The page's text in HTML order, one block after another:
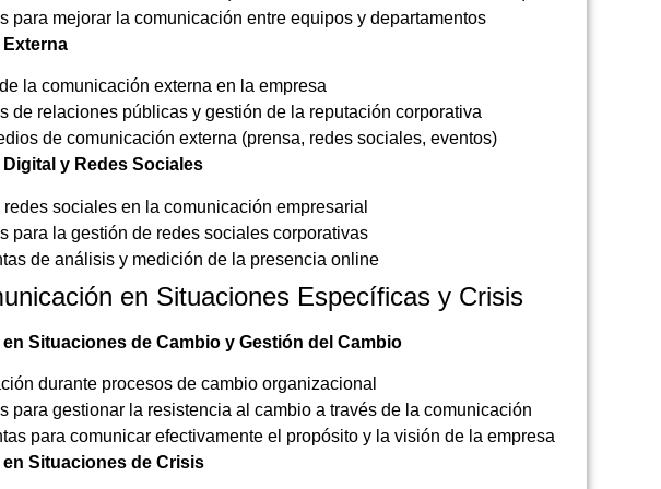
para mejorar la comunicación entre equipos y departamentos
la comunicación externa en la empresa
de relaciones públicas y gestión de la reputación corporativa
de comunicación externa (prensa, redes sociales, eventos)
y Redes Sociales
redes sociales en la comunicación empresarial
para la gestión de redes sociales corporativas
de análisis y medición de la presencia online
en Situaciones Específicas y Crisis
Situaciones de Cambio y Gestión del Cambio
durante procesos de cambio organizacional
para gestionar la resistencia al cambio a través de la comunicación
para comunicar efectivamente el propósito y la visión de la empresa
Situaciones de Crisis